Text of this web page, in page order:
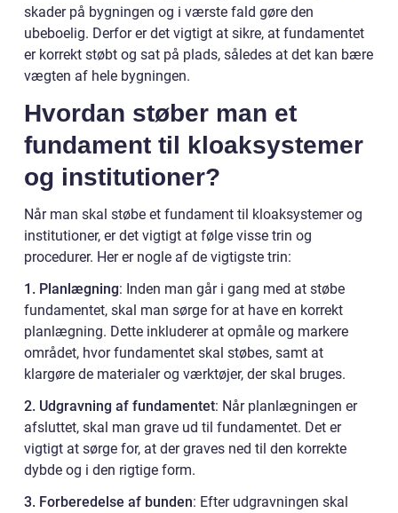
skader på bygningen og i værste fald gøre den
ubeboelig. Derfor er det vigtigt at sikre, at fundamentet
er korrekt støbt og sat på plads, således at det kan bære
vægten af hele bygningen.
Hvordan støber man et
fundament til kloaksystemer
og institutioner?
Når man skal støbe et fundament til kloaksystemer og
institutioner, er det vigtigt at følge visse trin og
procedurer. Her er nogle af de vigtigste trin:
1. Planlægning: Inden man går i gang med at støbe
fundamentet, skal man sørge for at have en korrekt
planlægning. Dette inkluderer at opmåle og markere
området, hvor fundamentet skal støbes, samt at
klargøre de materialer og værktøjer, der skal bruges.
2. Udgravning af fundamentet: Når planlægningen er
afsluttet, skal man grave ud til fundamentet. Det er
vigtigt at sørge for, at der graves ned til den korrekte
dybde og i den rigtige form.
3. Forberedelse af bunden: Efter udgravningen skal